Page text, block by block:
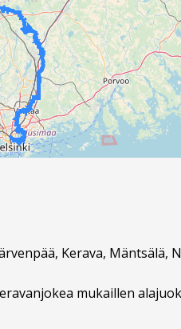
Kerava, Mäntsälä,
mukaillen